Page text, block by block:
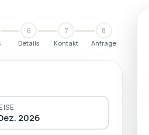
6
Details
7
Kontakt
8
Anfrage
2026